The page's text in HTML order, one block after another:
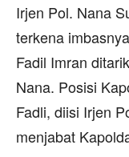
Irjen Pol. Nana
terkena
Fadil Imran
Nana. Posisi
Fadli, diisi Irjen
menjabat